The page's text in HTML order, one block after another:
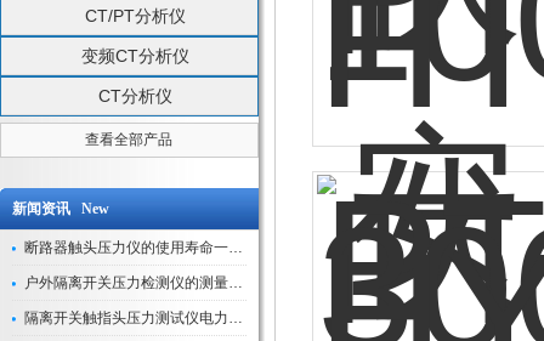
CT/PT分析仪
变频CT分析仪
CT分析仪
查看全部产品
新闻资讯 New
断路器触头压力仪的使用寿命一般是多久？
户外隔离开关压力检测仪的测量数据如何与GIS系统对接实现智能化运维？
隔离开关触指头压力测试仪电力系统安全运行的“定海神针”